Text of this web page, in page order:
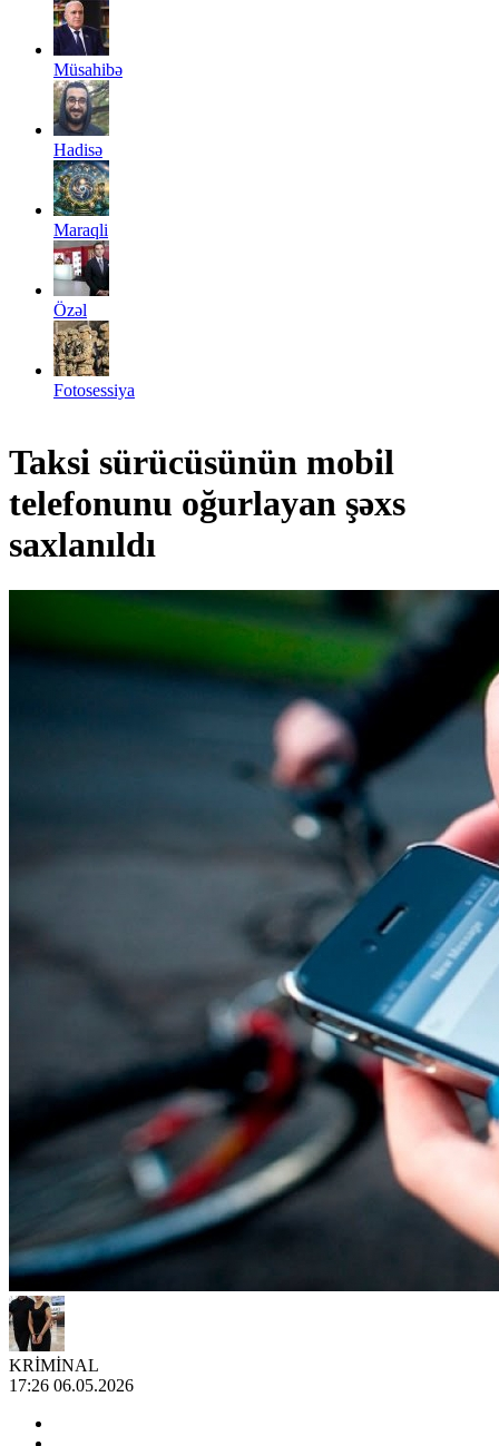
Müsahibə
Hadisə
Maraqli
Özəl
Fotosessiya
Taksi sürücüsünün mobil
telefonunu oğurlayan şəxs
saxlanıldı
KRİMİNAL
17:26 06.05.2026